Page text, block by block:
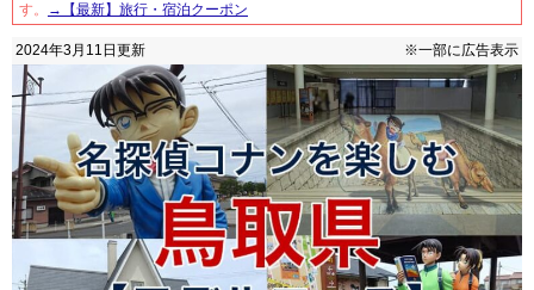
す。
→【最新】旅行・宿泊クーポン
2024年3月11日 更新 ※一部に広告表示